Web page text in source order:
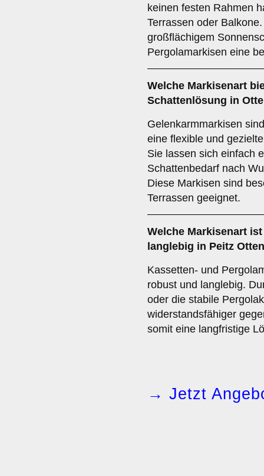
keinen festen Rahmen
Terrassen oder
großflächigem
Pergolamarkisen eine
Welche Markisenart
Schattenlösung in
Gelenkarmmarkisen
eine flexible und
Sie lassen sich einfach
Schattenbedarf nach
Diese Markisen sind
Terrassen geeignet.
Welche Markisenart
langlebig in Peitz
Kassetten- und
robust und langlebig.
oder die stabile
widerstandsfähiger
somit eine langfristige
→ Jetzt